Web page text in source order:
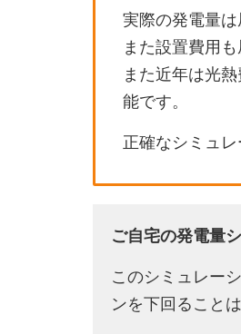
実際の発電量
また設置費用
また近年は光
能です。
正確なシミュ
ご自宅の発電量
このシミュレー
ンを下回ること